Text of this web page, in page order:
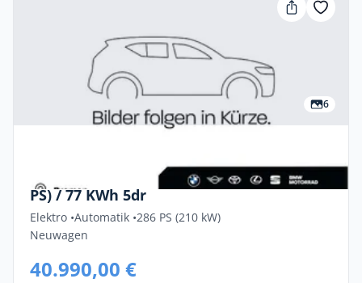
6
Cupra Tavascan Endurance 210 KW / (286
PS) / 77 KWh 5dr
Elektro •Automatik •286 PS (210 kW)
Neuwagen
40.990,00 €